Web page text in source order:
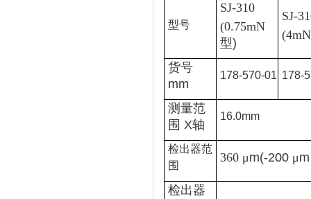
型号
SJ-310
(0.75mN
型)
SJ-
货号
mm
178-570-01 178-
测量范
围 X轴
16.0mm
检出器范
围
360 μm(-200 μ
检出器